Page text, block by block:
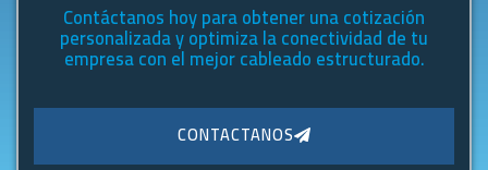
Contáctanos hoy para obtener una cotización
personalizada y optimiza la conectividad de tu
empresa con el mejor cableado estructurado.
CONTACTANOS